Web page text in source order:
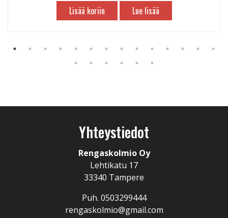
Lisää koriin Lue lisää
Yhteystiedot
Rengaskolmio Oy
Lehtikatu 17
33340 Tampere
Puh. 0503299444
rengaskolmio@gmail.com